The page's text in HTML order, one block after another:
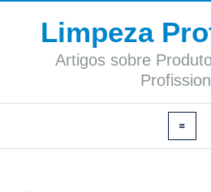
Limpeza
Artigos sobre